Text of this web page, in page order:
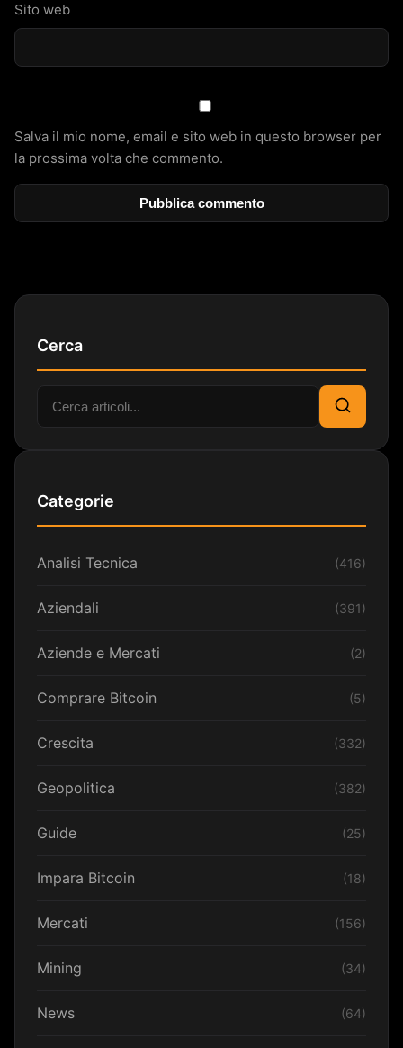
Sito web
Salva il mio nome, email e sito web in questo browser per
la prossima volta che commento.
Cerca
Cerca:
Cerca
Categorie
Analisi Tecnica (416)
Aziendali (391)
Aziende e Mercati (2)
Comprare Bitcoin (5)
Crescita (332)
Geopolitica (382)
Guide (25)
Impara Bitcoin (18)
Mercati (156)
Mining (34)
News (64)